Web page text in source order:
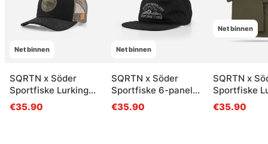
Net binnen
SQRTN x Söder
Sportfiske Lurking
Pike Trucker, Black
€35.90
Net binnen
SQRTN x Söder
Sportfiske 6-panel
Cap, Black
€35.90
Net binnen
SQRTN x
Sportfiske
Tee, Olive
€35.90